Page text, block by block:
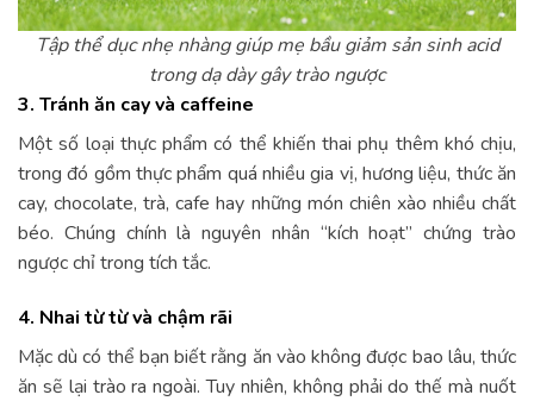
Tập thể dục nhẹ nhàng giúp mẹ bầu giảm sản sinh acid
trong dạ dày gây trào ngược
3. Tránh ăn cay và caffeine
Một số loại thực phẩm có thể khiến thai phụ thêm khó chịu,
trong đó gồm thực phẩm quá nhiều gia vị, hương liệu, thức ăn
cay, chocolate, trà, cafe hay những món chiên xào nhiều chất
béo. Chúng chính là nguyên nhân “kích hoạt” chứng trào
ngược chỉ trong tích tắc.
4. Nhai từ từ và chậm rãi
Mặc dù có thể bạn biết rằng ăn vào không được bao lâu, thức
ăn sẽ lại trào ra ngoài. Tuy nhiên, không phải do thế mà nuốt